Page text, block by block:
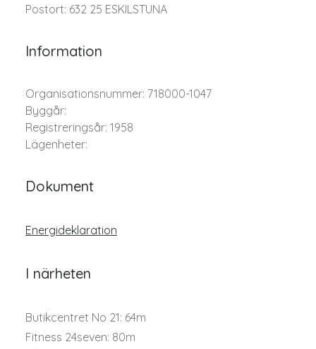
Postort: 632 25 ESKILSTUNA
Information
Organisationsnummer: 718000-1047
Byggår:
Registreringsår: 1958
Lägenheter:
Dokument
Energideklaration
I närheten
Butikcentret No 21: 64m
Fitness 24seven: 80m